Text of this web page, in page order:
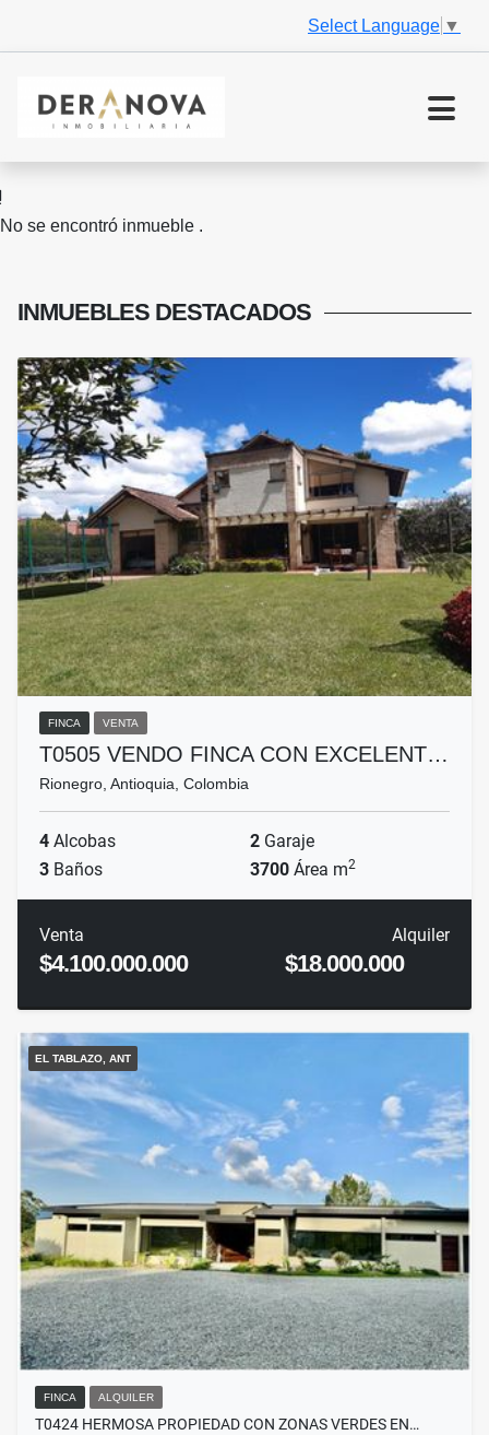
Select Language ▼
No se encontró inmueble .
INMUEBLES DESTACADOS
FINCA VENTA
T0505 VENDO FINCA CON EXCELENT…
Rionegro, Antioquia, Colombia
4 Alcobas 2 Garaje
3 Baños 3700 Área m2
Venta
$4.100.000.000
Alquiler
$18.000.000
EL TABLAZO, ANT
FINCA ALQUILER
T0424 HERMOSA PROPIEDAD CON ZONAS VERDES EN…